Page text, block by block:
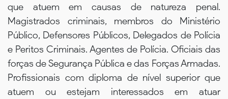
que atuem em causas de natureza penal.
Magistrados criminais, membros do Ministério
Público, Defensores Públicos, Delegados de Polícia
e Peritos Criminais. Agentes de Polícia. Oficiais das
forças de Segurança Pública e das Forças Armadas.
Profissionais com diploma de nível superior que
atuem ou estejam interessados em atuar